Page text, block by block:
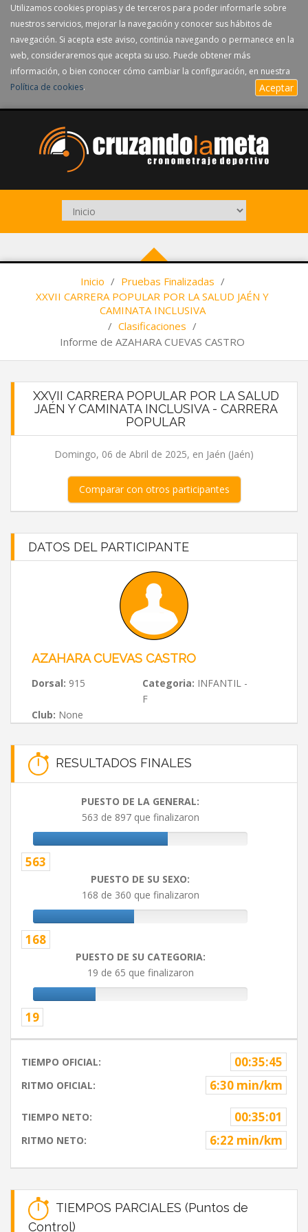
Utilizamos cookies propias y de terceros para poder informarle sobre
nuestros servicios, mejorar la navegación y conocer sus hábitos de
navegación. Si acepta este aviso, continúa navegando o permanece en la
web, consideraremos que acepta su uso. Puede obtener más
información, o bien conocer cómo cambiar la configuración, en nuestra
Política de cookies. Aceptar
Inicio / Pruebas Finalizadas /
XXVII CARRERA POPULAR POR LA SALUD JAÉN Y
CAMINATA INCLUSIVA
/ Clasificaciones /
Informe de AZAHARA CUEVAS CASTRO
XXVII CARRERA POPULAR POR LA SALUD
JAÉN Y CAMINATA INCLUSIVA - CARRERA
POPULAR
Domingo, 06 de Abril de 2025, en Jaén (Jaén)
Comparar con otros participantes
DATOS DEL PARTICIPANTE
AZAHARA CUEVAS CASTRO
Dorsal: 915 Categoria: INFANTIL -
F
Club: None
RESULTADOS FINALES
PUESTO DE LA GENERAL:
563 de 897 que finalizaron
563
PUESTO DE SU SEXO:
168 de 360 que finalizaron
168
PUESTO DE SU CATEGORIA:
19 de 65 que finalizaron
19
TIEMPO OFICIAL: 00:35:45
RITMO OFICIAL: 6:30 min/km
TIEMPO NETO: 00:35:01
RITMO NETO: 6:22 min/km
TIEMPOS PARCIALES (Puntos de
Control)